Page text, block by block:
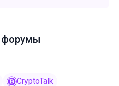
форумы
CryptoTalk